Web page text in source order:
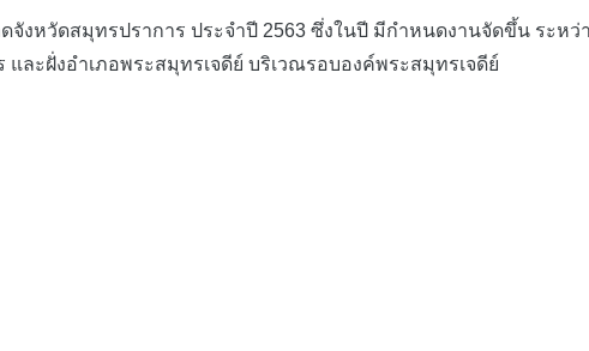
ดสมุทรปราการ ประจำปี 2563 ซึ่งในปี มีกำหนดงานจัดขึ้น ระหว่า
ละฝั่งอำเภอพระสมุทรเจดีย์ บริเวณรอบองค์พระสมุทรเจดีย์